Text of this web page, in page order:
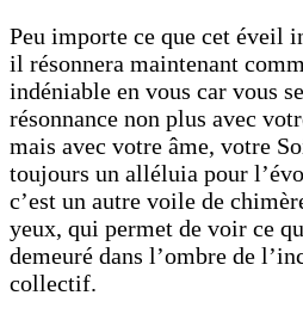
Peu importe ce que cet éveil
il résonnera maintenant
indéniable en vous car vous
résonnance non plus avec
mais avec votre âme, votre
toujours un alléluia pour
c’est un autre voile de
yeux, qui permet de voir ce
demeuré dans l’ombre de
collectif.